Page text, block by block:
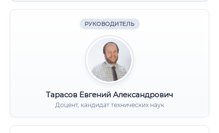
РУКОВОДИТЕЛЬ
Тарасов Евгений Александрович
Доцент, кандидат технических наук